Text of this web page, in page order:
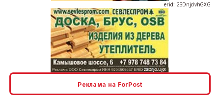
Реклама на ForPost